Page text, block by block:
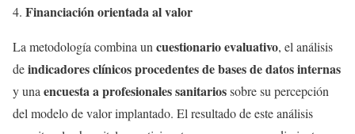
Financiación orientada al valor
La metodología combina un cuestionario evaluativo, el análisis
deindicadores clínicos procedentes de bases de datos internas
y una encuesta a profesionales sanitariossobre su percepción
del modelo de valor implantado. El resultado de este análisis